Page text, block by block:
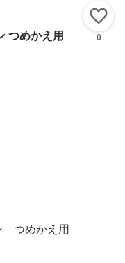
つめかえ用
0
つめかえ用